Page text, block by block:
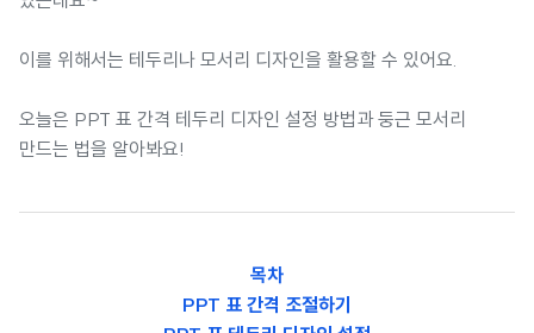
이를 위해서는 테두리나 모서리 디자인을 활용할 수 있어요.
오늘은 PPT 표 간격 테두리 디자인 설정 방법과 둥근 모서리
만드는 법을 알아봐요!
목차
PPT 표 간격 조절하기